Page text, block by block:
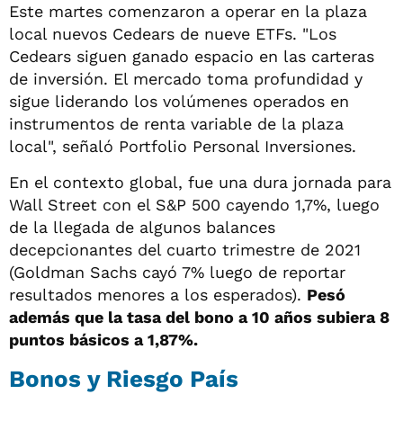
Este martes comenzaron a operar en la plaza
local nuevos Cedears de nueve ETFs. "Los
Cedears siguen ganado espacio en las carteras
de inversión. El mercado toma profundidad y
sigue liderando los volúmenes operados en
instrumentos de renta variable de la plaza
local", señaló Portfolio Personal Inversiones.
En el contexto global, fue una dura jornada para
Wall Street con el S&P 500 cayendo 1,7%, luego
de la llegada de algunos balances
decepcionantes del cuarto trimestre de 2021
(Goldman Sachs cayó 7% luego de reportar
resultados menores a los esperados). Pesó
además que la tasa del bono a 10 años subiera 8
puntos básicos a 1,87%.
Bonos y Riesgo País